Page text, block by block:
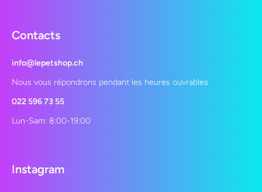
Contacts
info@lepetshop.ch
Nous vous répondrons pendant les heures ouvrables
022 596 73 55
Lun-Sam: 8:00-19:00
Instagram